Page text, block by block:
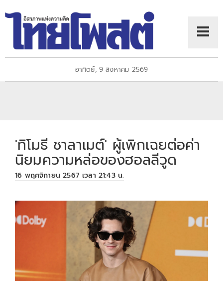
อาทิตย์, 9 สิงหาคม 2569
'ทิโมธี ชาลาเมต์' ผู้เพิกเฉยต่อค่า
นิยมความหล่อของฮอลลีวูด
16 พฤศจิกายน 2567 เวลา 21:43 น.